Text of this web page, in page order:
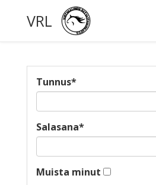
VRL
Tunnus*
Salasana*
Muista minut